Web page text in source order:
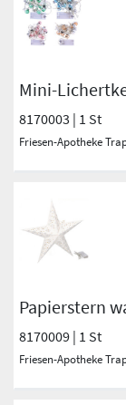
Mini-
8170003 | 1 St
Friesen-Apotheke
Papierstern
8170009 | 1 St
Friesen-Apotheke